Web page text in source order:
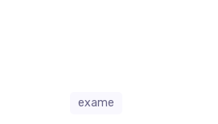
exame